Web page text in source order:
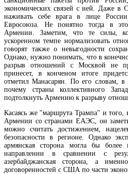
В Армении рост экономической активности
но внешняя торговля все еще в спаде
экономических связей с ней. Даже
наживать себе врага в лице
Евросоюза. Не понятно тогда в
Армении. Заметим, что те силы,
ускоренном темпе нормализовать
говорят также о невыгодности
Однако, нужно понимать, что в
разрыв отношений с Москвой не
принесет, в конченом итоге
отметил Манасарян. По его словам, в
почему страны коллективного
подтолкнуть Армению к разрыву
Касаясь же "маршрута Трампа" и того,
Армении со странами ЕАЭС, он
можно считать достижением,
безопасности в регионе. Однако
армянская сторона могла бы более
направлении в сравнении с
азербайджанская сторона, а
договоренностей с США по части